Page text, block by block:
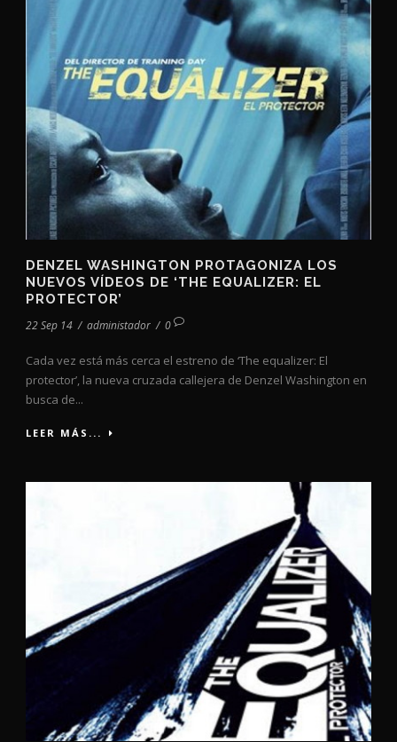
DENZEL WASHINGTON PROTAGONIZA LOS
NUEVOS VÍDEOS DE ‘THE EQUALIZER: EL
PROTECTOR’
22 Sep 14 / administador / 0
Cada vez está más cerca el estreno de ‘The equalizer: El
protector’, la nueva cruzada callejera de Denzel Washington en
busca de...
LEER MÁS...